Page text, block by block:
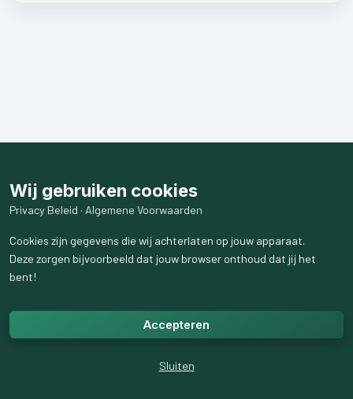
Wij gebruiken cookies
Privacy Beleid · Algemene Voorwaarden
Cookies zijn gegevens die wij achterlaten op jouw apparaat.
Deze zorgen bijvoorbeeld dat jouw browser onthoud dat jij het
bent!
Accepteren
Sluiten